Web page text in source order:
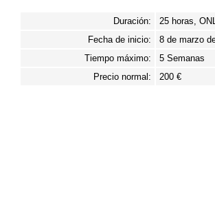
Duración:
25 horas,
Fecha de inicio:
8 de marzo
Tiempo máximo:
5 Semanas
Precio normal:
200 €